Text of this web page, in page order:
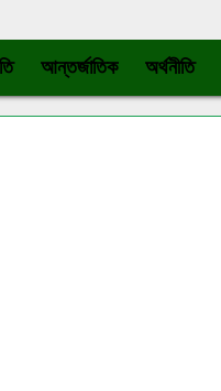
আন্তর্জাতিক অর্থনীতি